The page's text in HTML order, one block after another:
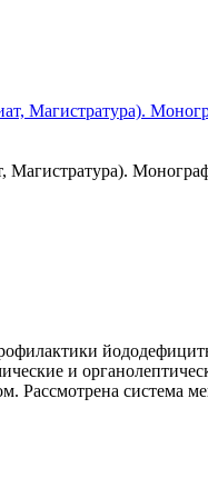
Магистратура).
и
Рассмотрена система